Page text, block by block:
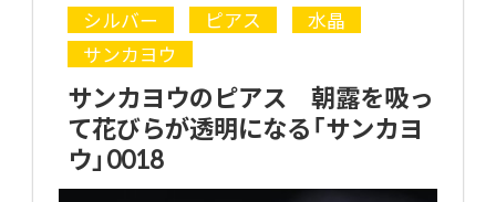
シルバー
ピアス
水晶
サンカヨウ
サンカヨウのピアス 朝露を吸っ
て花びらが透明になる「サンカヨ
ウ」0018